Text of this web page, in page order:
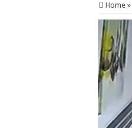
Home »